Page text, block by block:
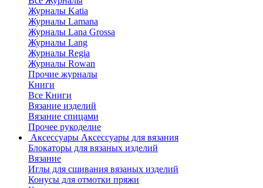
Журналы Katia
Журналы Lamana
Журналы Lana Grossa
Журналы Lang
Журналы Regia
Журналы Rowan
Прочие журналы
Книги
Все Книги
Вязание изделий
Вязание спицами
Прочее рукоделие
Аксессуары Аксессуары для вязания
Блокаторы для вязаных изделий
Вязание
Иглы для сшивания вязаных изделий
Конусы для отмотки пряжи